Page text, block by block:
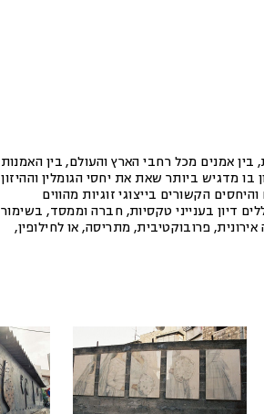
בין אמנים מכל רחבי הארץ והעולם, בין האמנות
מדגיש ביותר שאת את יחסי הגומלין וההיזון
הקשורים בייצוגי זוגיות מהווים
דיון בענייני טקסיות, חברה וממסד, בשימור
פרובוקטיבית, מתריסה, או לחילופין,